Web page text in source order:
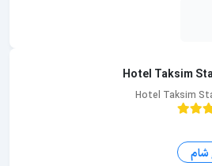
Hotel Taksim
Hotel Taksim
شام